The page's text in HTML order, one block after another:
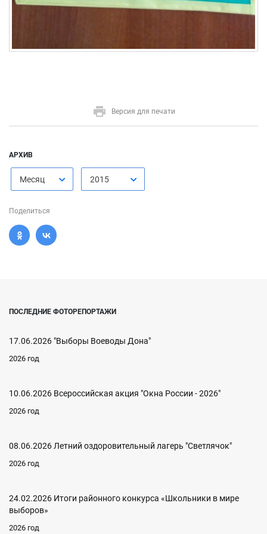
Версия для печати
АРХИВ
Месяц 2015
Поделиться
ПОСЛЕДНИЕ ФОТОРЕПОРТАЖИ
17.06.2026 "Выборы Воеводы Дона"
2026 год
10.06.2026 Всероссийская акция "Окна России - 2026"
2026 год
08.06.2026 Летний оздоровительный лагерь "Светлячок"
2026 год
24.02.2026 Итоги районного конкурса «Школьники в мире
выборов»
2026 год